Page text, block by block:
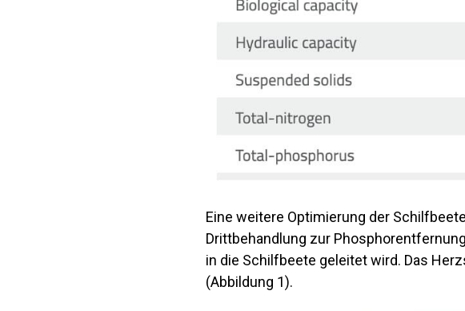
Eine weitere Optimierung der
Drittbehandlung zur
in die Schilfbeete geleitet wird. Das
(Abbildung 1).